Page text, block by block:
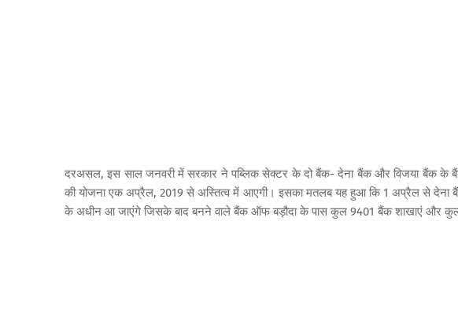
दरअसल, इस साल जनवरी में सरकार ने पब्‍लिक सेक्‍टर के दो बैंक- देना बैंक और विजया बैंक के
की योजना एक अप्रैल, 2019 से अस्तित्व में आएगी। इसका मतलब यह हुआ कि 1 अप्रैल से देना
के अधीन आ जाएंगे जिसके बाद बनने वाले बैंक ऑफ बड़ौदा के पास कुल 9401 बैंक शाखाएं और कुल